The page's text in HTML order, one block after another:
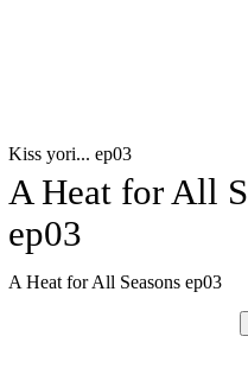
Kiss yori... ep03
A Heat for All
ep03
A Heat for All Seasons ep03